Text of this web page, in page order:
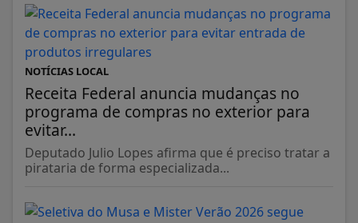
NOTÍCIAS LOCAL
Receita Federal anuncia mudanças no
programa de compras no exterior para
evitar...
Deputado Julio Lopes afirma que é preciso tratar a
pirataria de forma especializada...